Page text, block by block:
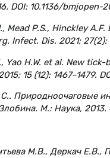
DOI: 10.1136/bmjopen-
Mead P.S., Hinckley
Infect. Dis. 2021; 27(2):
Yao H.W. et al. New
15 (12): 1467–1479.
Природноочаговые
М.: Наука, 2013.
М.В., Деркач Е.В.,